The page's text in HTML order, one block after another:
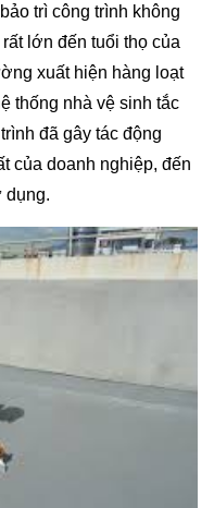
trì công trình không
lớn đến tuổi thọ của
xuất hiện hàng loạt
thống nhà vệ sinh tắc
đã gây tác động
của doanh nghiệp, đến
dụng.